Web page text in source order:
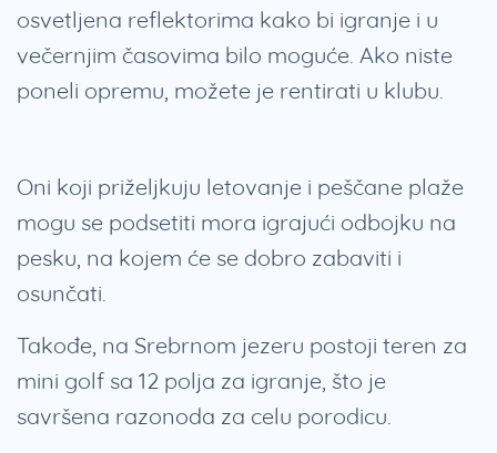
osvetljena reflektorima kako bi igranje i u
večernjim časovima bilo moguće. Ako niste
poneli opremu, možete je rentirati u klubu.
Oni koji priželjkuju letovanje i peščane plaže
mogu se podsetiti mora igrajući odbojku na
pesku, na kojem će se dobro zabaviti i
osunčati.
Takođe, na Srebrnom jezeru postoji teren za
mini golf sa 12 polja za igranje, što je
savršena razonoda za celu porodicu.